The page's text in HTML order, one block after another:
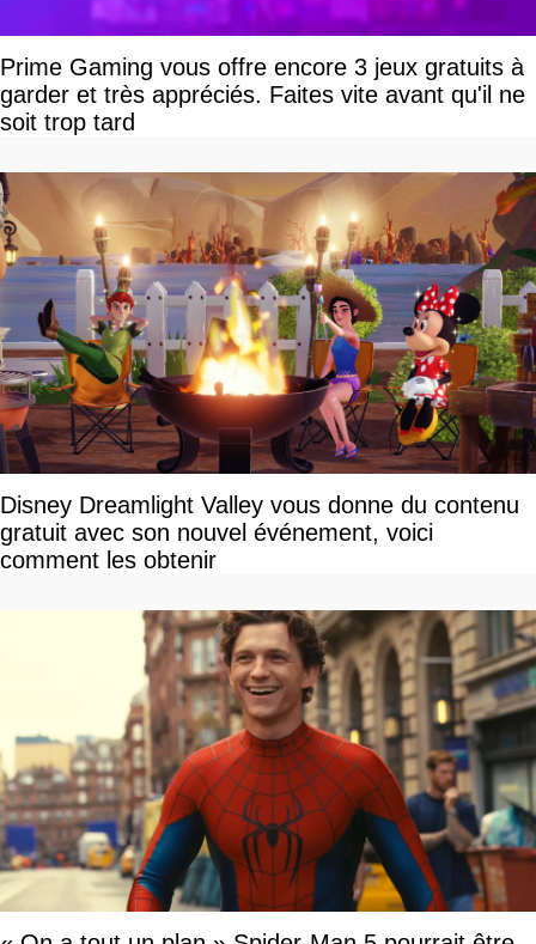
Prime Gaming vous offre encore 3 jeux gratuits à
garder et très appréciés. Faites vite avant qu'il ne
soit trop tard
Disney Dreamlight Valley vous donne du contenu
gratuit avec son nouvel événement, voici
comment les obtenir